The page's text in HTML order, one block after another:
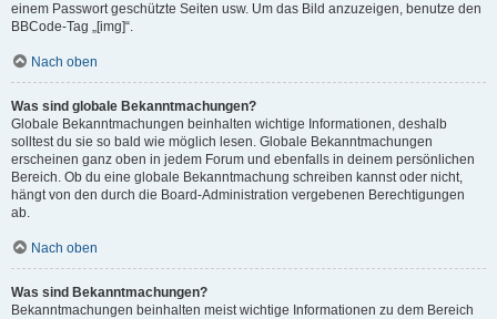
einem Passwort geschützte Seiten usw. Um das Bild anzuzeigen, benutze den
BBCode-Tag „[img]“.
Nach oben
Was sind globale Bekanntmachungen?
Globale Bekanntmachungen beinhalten wichtige Informationen, deshalb
solltest du sie so bald wie möglich lesen. Globale Bekanntmachungen
erscheinen ganz oben in jedem Forum und ebenfalls in deinem persönlichen
Bereich. Ob du eine globale Bekanntmachung schreiben kannst oder nicht,
hängt von den durch die Board-Administration vergebenen Berechtigungen
ab.
Nach oben
Was sind Bekanntmachungen?
Bekanntmachungen beinhalten meist wichtige Informationen zu dem Bereich